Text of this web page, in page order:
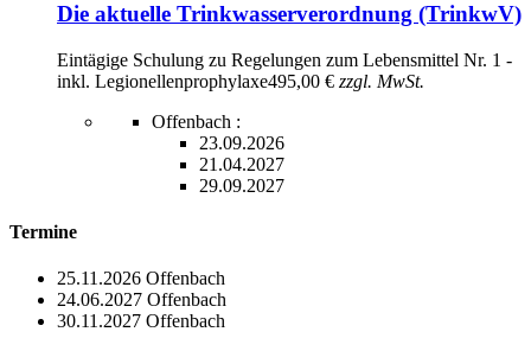
Die aktuelle Trinkwasserverordnung (TrinkwV)
Eintägige Schulung zu Regelungen zum Lebensmittel Nr. 1 -
inkl. Legionellenprophylaxe495,00 € zzgl. MwSt.
Offenbach :
23.09.2026
21.04.2027
29.09.2027
Termine
25.11.2026 Offenbach
24.06.2027 Offenbach
30.11.2027 Offenbach